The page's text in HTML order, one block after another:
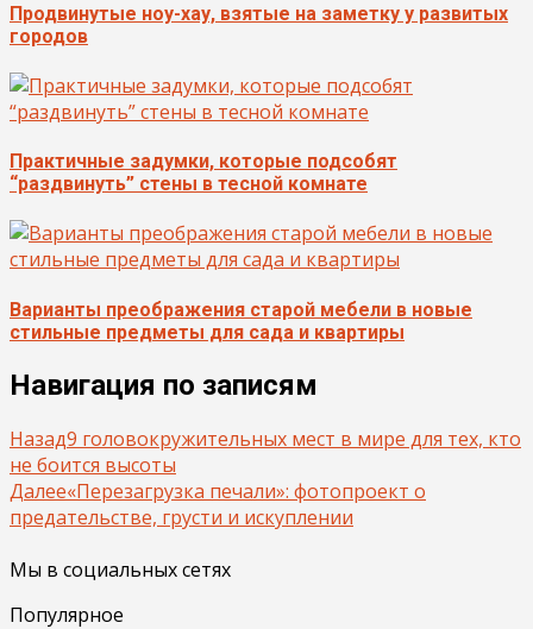
Продвинутые ноу-хау, взятые на заметку у развитых
городов
Практичные задумки, которые подсобят
“раздвинуть” стены в тесной комнате
Варианты преображения старой мебели в новые
стильные предметы для сада и квартиры
Навигация по записям
Назад9 головокружительных мест в мире для тех, кто
не боится высоты
Далее«Перезагрузка печали»: фотопроект о
предательстве, грусти и искуплении
Мы в социальных сетях
Популярное